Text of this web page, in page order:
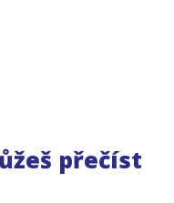
přečíst